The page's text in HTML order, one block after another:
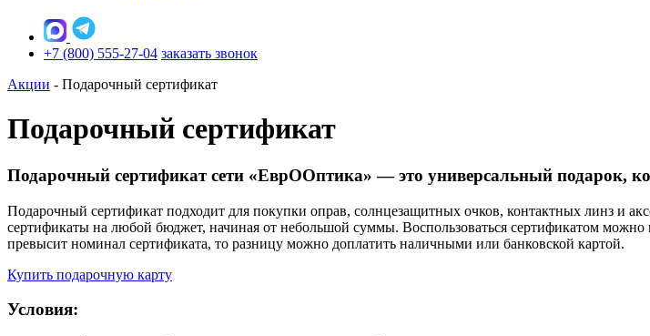
+7 (800) 555-27-04 заказать звонок
Акции - Подарочный сертификат
Подарочный сертификат
Подарочный сертификат сети «ЕврООптика» — это универсальный подарок,
Подарочный сертификат подходит для покупки оправ, солнцезащитных очков, контактных линз и
сертификаты на любой бюджет, начиная от небольшой суммы. Воспользоваться сертификатом
превысит номинал сертификата, то разницу можно доплатить наличными или банковской картой.
Купить подарочную карту
Условия: